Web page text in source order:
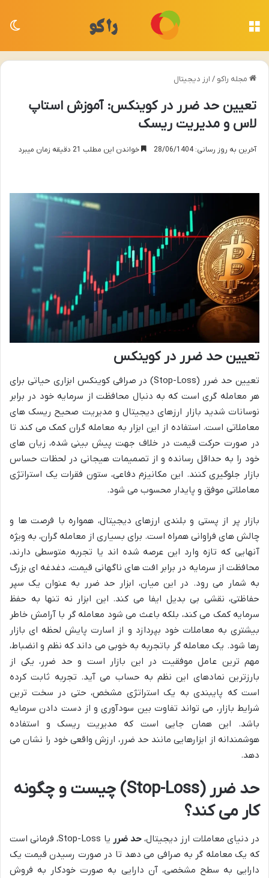
مجله راکو / ارز دیجیتال
تعیین حد ضرر در کوینکس: آموزش استاپ
لاس و مدیریت ریسک
آخرین به روز رسانی: 28/06/1404 خواندن این مطلب 21 دقیقه زمان میبرد
تعیین حد ضرر در کوینکس
تعیین حد ضرر (Stop-Loss) در صرافی کوینکس ابزاری حیاتی برای
هر معامله گری است که به دنبال محافظت از سرمایه خود در برابر
نوسانات شدید بازار ارزهای دیجیتال و مدیریت صحیح ریسک های
معاملاتی است. استفاده از این ابزار به معامله گران کمک می کند تا
در صورت حرکت قیمت در خلاف جهت پیش بینی شده، زیان های
خود را به حداقل رسانده و از تصمیمات هیجانی در لحظات حساس
بازار جلوگیری کنند. این مکانیزم دفاعی، ستون فقرات یک استراتژی
معاملاتی موفق و پایدار محسوب می شود.
بازار پر از پستی و بلندی ارزهای دیجیتال، همواره با فرصت ها و
چالش های فراوانی همراه است. برای بسیاری از معامله گران، به ویژه
آنهایی که تازه وارد این عرصه شده اند یا تجربه متوسطی دارند،
محافظت از سرمایه در برابر افت های ناگهانی قیمت، دغدغه ای بزرگ
به شمار می رود. در این میان، ابزار حد ضرر به عنوان یک سپر
حفاظتی، نقشی بی بدیل ایفا می کند. این ابزار نه تنها به حفظ
سرمایه کمک می کند، بلکه باعث می شود معامله گر با آرامش خاطر
بیشتری به معاملات خود بپردازد و از اسارت پایش لحظه ای بازار
رها شود. یک معامله گر باتجربه به خوبی می داند که نظم و انضباط،
مهم ترین عامل موفقیت در این بازار است و حد ضرر، یکی از
بارزترین نمادهای این نظم به حساب می آید. تجربه ثابت کرده
است که پایبندی به یک استراتژی مشخص، حتی در سخت ترین
شرایط بازار، می تواند تفاوت بین سودآوری و از دست دادن سرمایه
باشد. این همان جایی است که مدیریت ریسک و استفاده
هوشمندانه از ابزارهایی مانند حد ضرر، ارزش واقعی خود را نشان می
دهد.
حد ضرر (Stop-Loss) چیست و چگونه
کار می کند؟
در دنیای معاملات ارز دیجیتال، حد ضرر
یا Stop-Loss، فرمانی است
که یک معامله گر به صرافی می دهد تا در صورت رسیدن قیمت یک
دارایی به سطح مشخصی، آن دارایی به صورت خودکار به فروش